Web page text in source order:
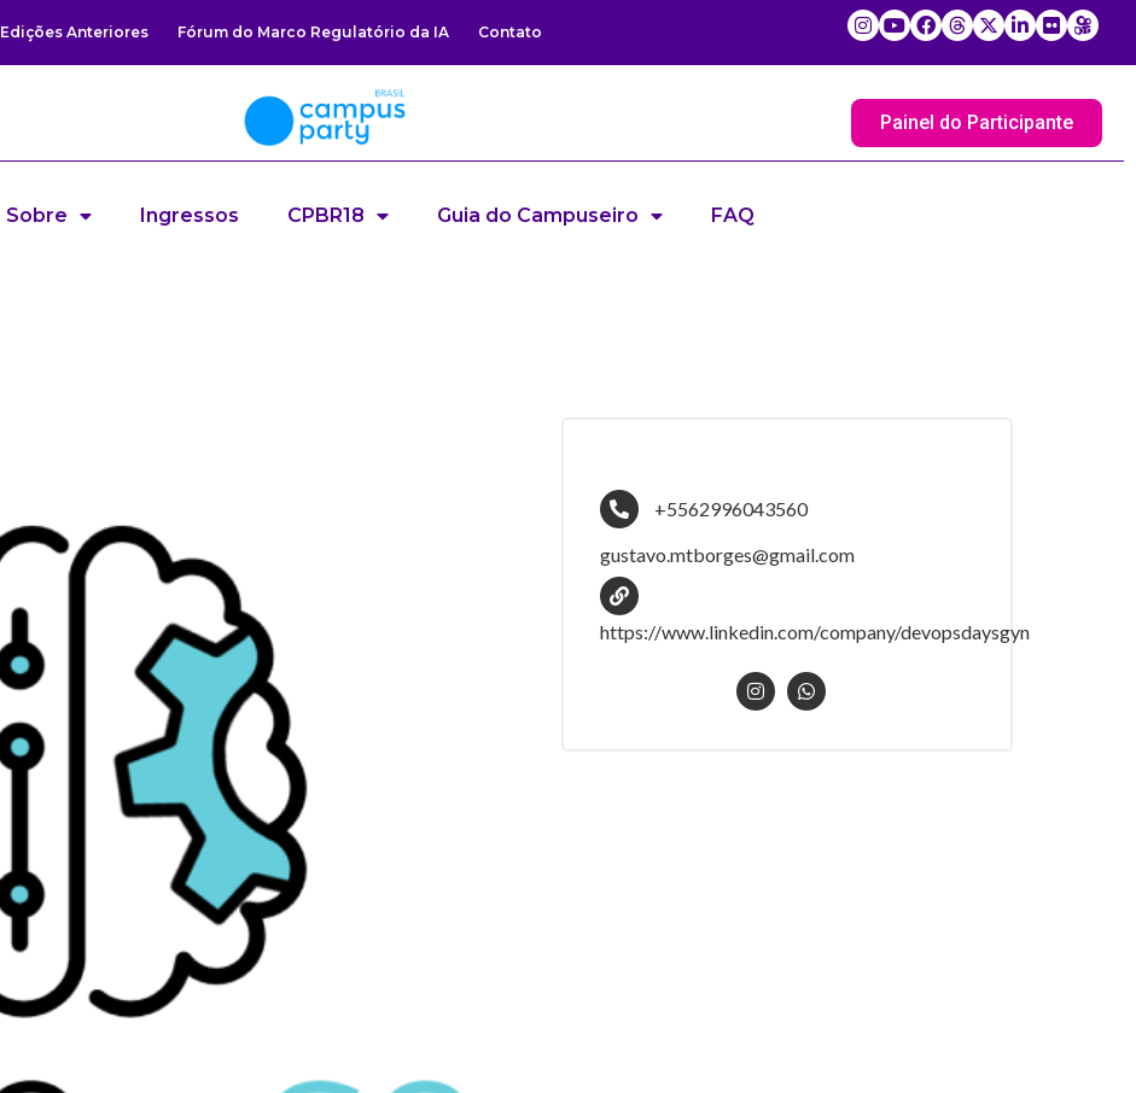
Edições Anteriores Fórum do Marco Regulatório da IA Contato
Painel do Participante
Sobre Ingressos CPBR18 Guia do Campuseiro FAQ
+5562996043560
gustavo.mtborges@gmail.com
https://www.linkedin.com/company/devopsdaysgyn